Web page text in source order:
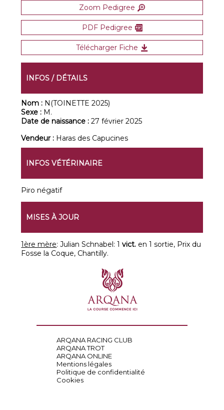
Zoom Pedigree
PDF Pedigree
Télécharger Fiche
INFOS / DÉTAILS
Nom : N(TOINETTE 2025)
Sexe : M.
Date de naissance :27 février 2025
Vendeur : Haras des Capucines
INFOS VÉTÉRINAIRE
Piro négatif
MISES À JOUR
1ère mère: Julian Schnabel: 1vict. en 1 sortie, Prix du
Fosse la Coque, Chantilly.
ARQANA RACING CLUB
ARQANA TROT
ARQANA ONLINE
Mentions légales
Politique de confidentialité
Cookies